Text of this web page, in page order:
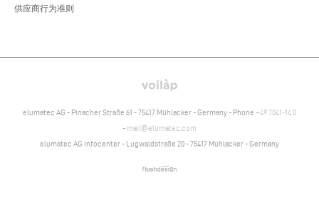
供应商行为准则
elumatec AG - Pinacher Straße 61 - 75417 Mühlacker - Germany - Phone +49 7041-14 0
- mail@elumatec.com
elumatec AG infocenter - Lugwaldstraße 20 - 75417 Mühlacker - Germany